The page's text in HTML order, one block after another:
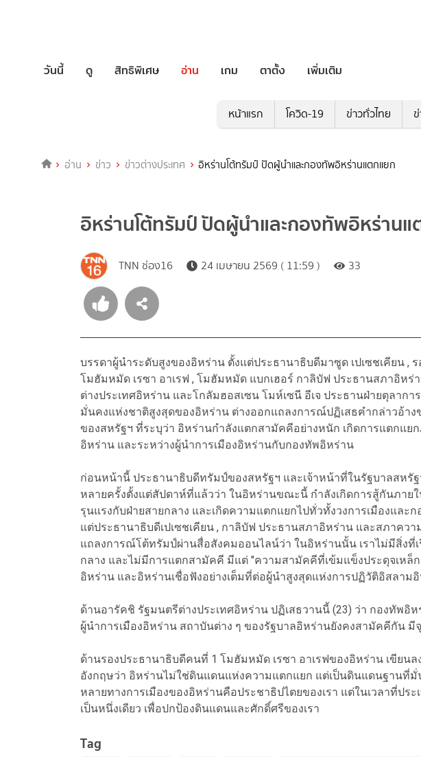
วันนี้ ดู สิทธิพิเศษ อ่าน เกม ตาตั้ง เพิ่มเติม
หน้าแรก โควิด-19 ข่าวทั่วไทย
อ่าน ข่าว ข่าวต่างประเทศ อิหร่านโต้ทรัมป์ ปัดผู้นำและกองทัพอิหร่านแตกแยก
อิหร่านโต้ทรัมป์ ปัดผู้นำและกองทัพอิหร่านแ
TNN ช่อง16 24 เมษายน 2569 ( 11:59 ) 33
บรรดาผู้นำระดับสูงของอิหร่าน ตั้งแต่ประธานาธิบดีมาซูด เปเซชเคียน ,
โมฮัมหมัด เรซา อาเรฟ , โมฮัมหมัด แบกเฮอร์ กาลิบัฟ ประธานสภาอิหร่
ต่างประเทศอิหร่าน และโกลัมฮอสเซน โมห์เซนี อีเจ ประธานฝ่ายตุลาก
มั่นคงแห่งชาติสูงสุดของอิหร่าน ต่างออกแถลงการณ์ปฏิเสธฅำกล่าวอ้า
ของสหรัฐฯ ที่ระบุว่า อิหร่านกำลังแตกสามัคคีอย่างหนัก เกิดการแตกแย
อิหร่าน และระหว่างผู้นำการเมืองอิหร่านกับกองทัพอิหร่าน
ก่อนหน้านี้ ประธานาธิบดีทรัมป์ของสหรัฐฯ และเจ้าหน้าที่ในรัฐบาลสหรั
หลายครั้งตั้งแต่สัปดาห์ที่แล้วว่า ในอิหร่านขณะนี้ กำลังเกิดการสู้กันภาย
รุนแรงกับฝ่ายสายกลาง และเกิดความแตกแยกไปทั่วทั้งวงการเมืองและ
แต่ประธานาธิบดีเปเซชเคียน , กาลิบัฟ ประธานสภาอิหร่าน และสภาคว
แถลงการณ์โต้ทรัมป์ผ่านสื่อสังคมออนไลน์ว่า ในอิหร่านนั้น เราไม่มีสิ่งที่
กลาง และไม่มีการแตกสามัคคี มีแต่ "ความสามัคคีที่เข้มแข็งประดุจเหล็
อิหร่าน และอิหร่านเชื่อฟังอย่างเต็มที่ต่อผู้นำสูงสุดแห่งการปฏิวัติอิสลาม
ด้านอารัคชิ รัฐมนตรีต่างประเทศอิหร่าน ปฏิเสธวานนี้ (23) ว่า กองทัพอิ
ผู้นำการเมืองอิหร่าน สถาบันต่าง ๆ ของรัฐบาลอิหร่านยังคงสามัคคีกัน
ด้านรองประธานาธิบดีคนที่ 1 โมฮัมหมัด เรซา อาเรฟของอิหร่าน เขียน
อังกฤษว่า อิหร่านไม่ใช่ดินแดนแห่งความแตกแยก แต่เป็นดินแดนฐานที่
หลายทางการเมืองของอิหร่านคือประชาธิปไตยของเรา แต่ในเวลาที่ปร
เป็นหนึ่งเดียว เพื่อปกป้องดินแดนและศักดิ์ศรีของเรา
Tag